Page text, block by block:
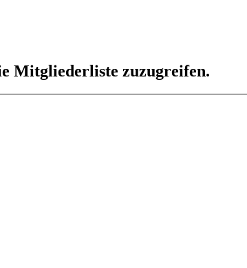
Mitgliederliste zuzugreifen.